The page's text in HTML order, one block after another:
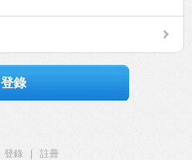
登錄
登錄
註冊